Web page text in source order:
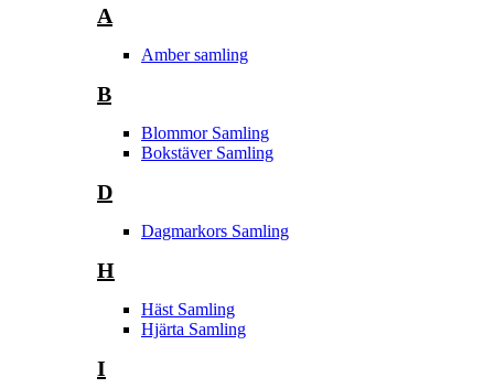
A
Amber samling
B
Blommor Samling
Bokstäver Samling
D
Dagmarkors Samling
H
Häst Samling
Hjärta Samling
I